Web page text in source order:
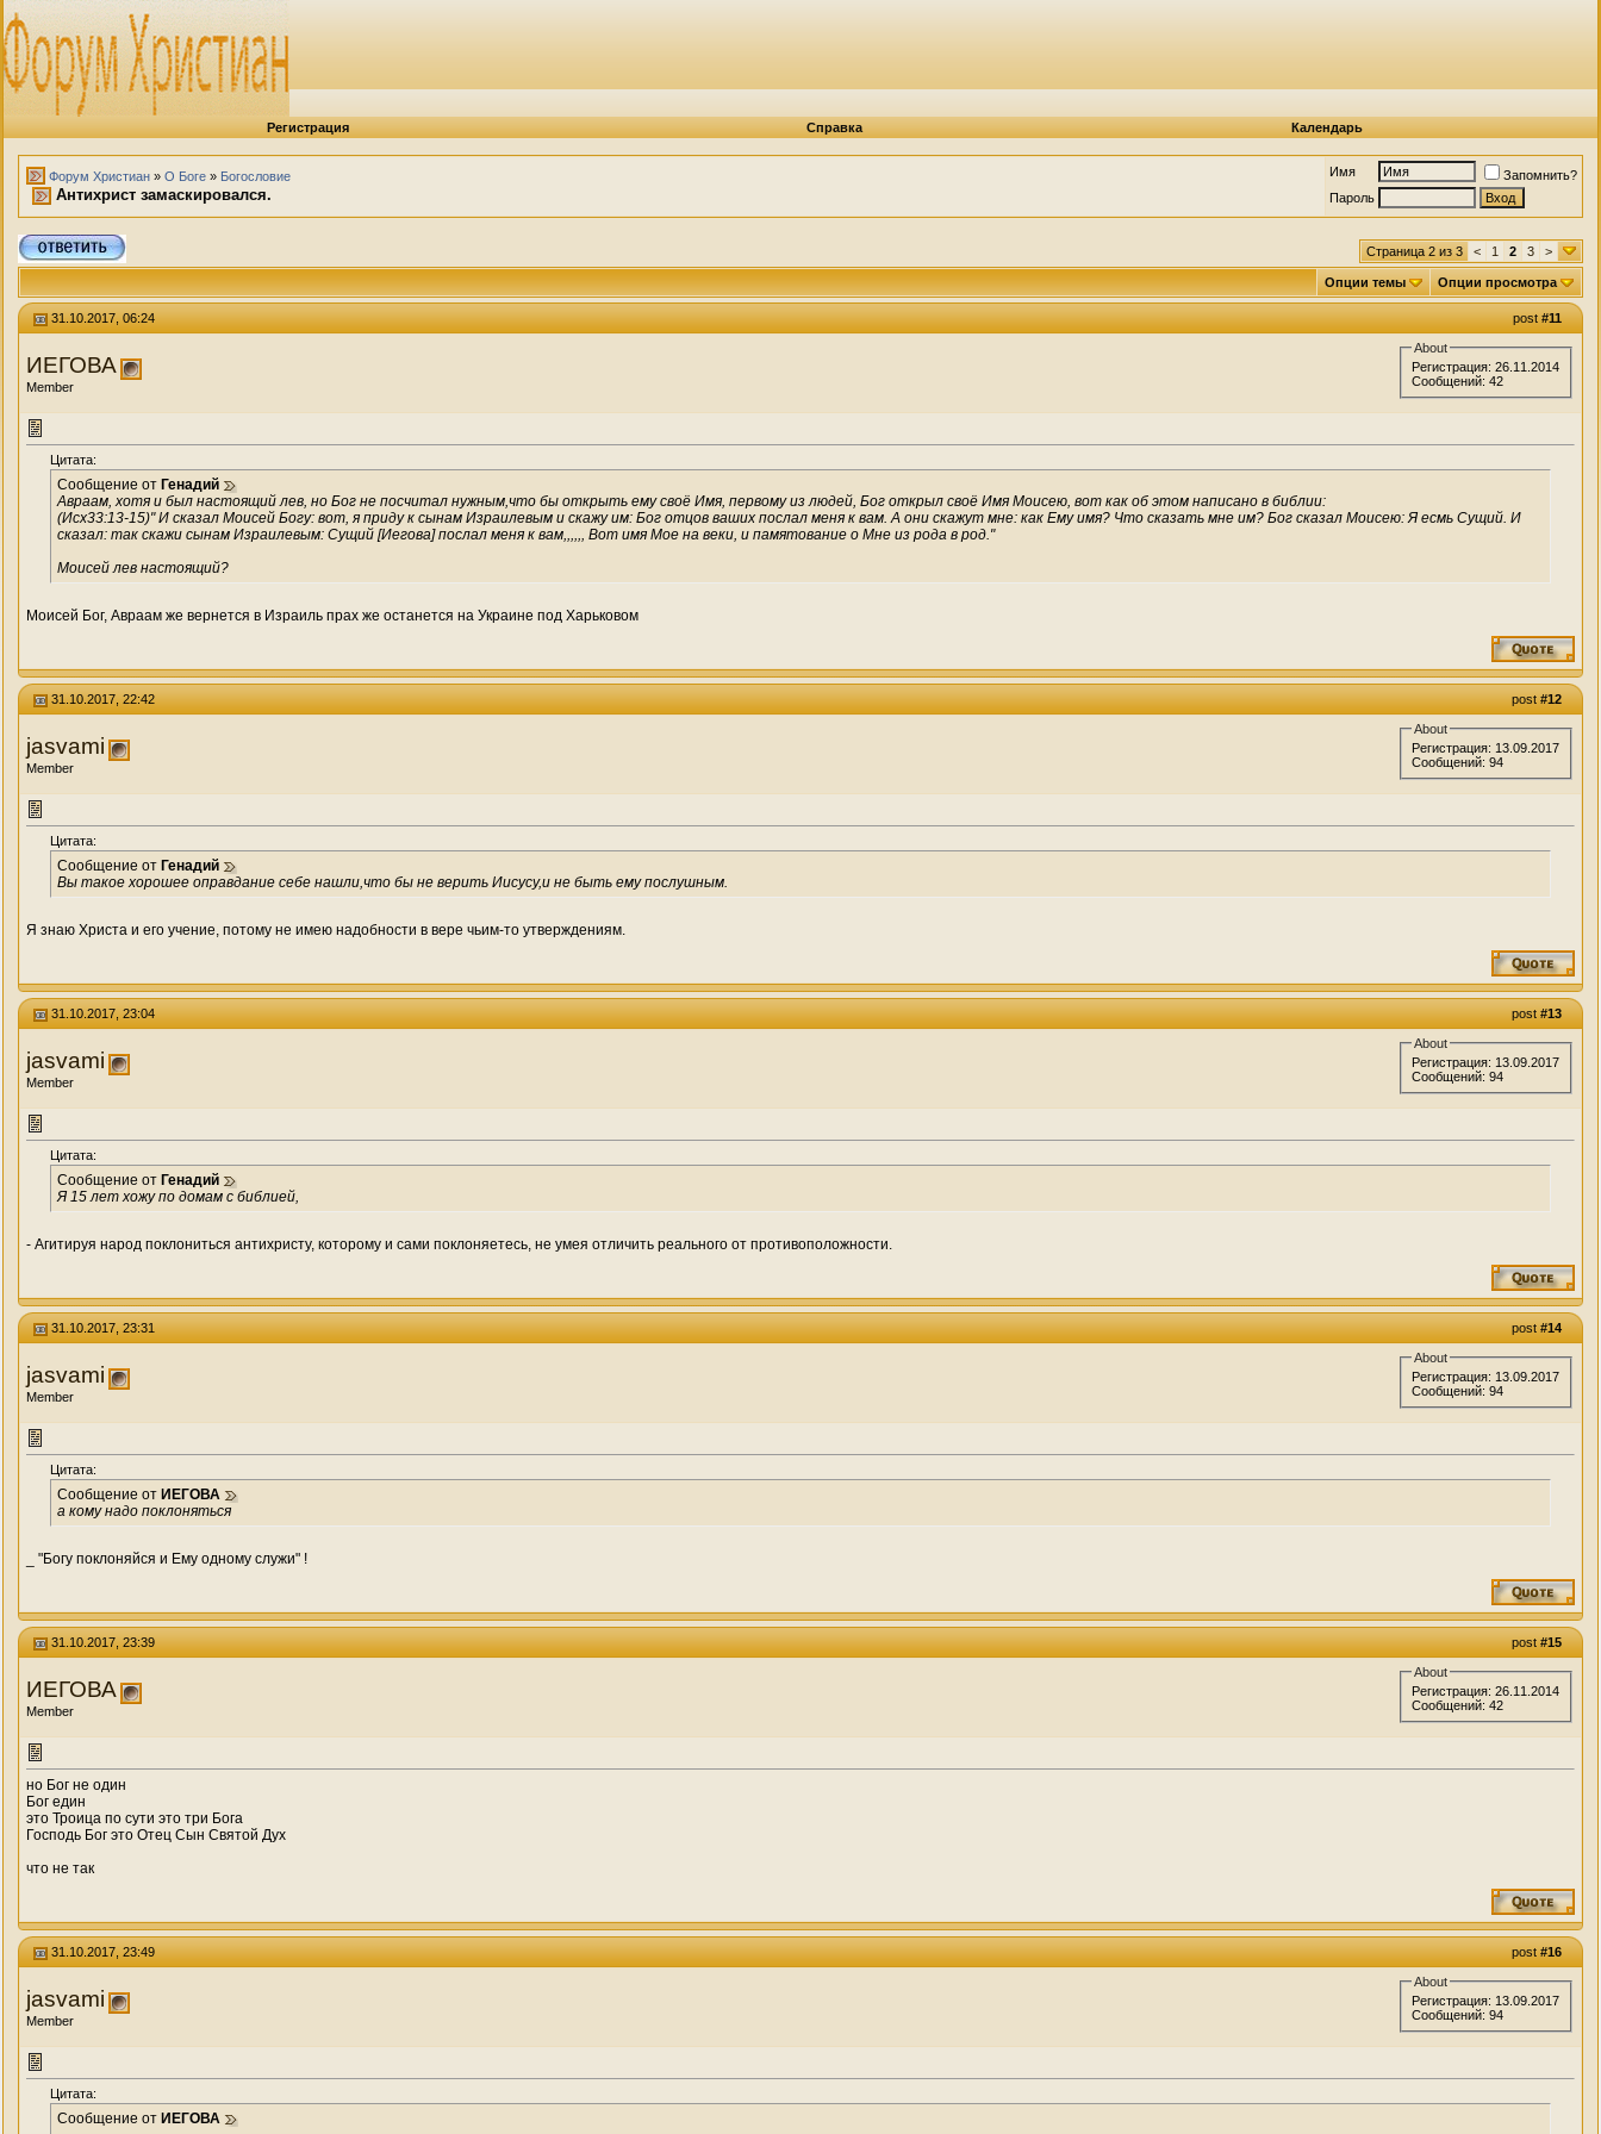
Регистрация Справка Календарь
Форум Христиан » О Боге » Богословие
Антихрист замаскировался.
Имя
Запомнить?
Пароль
Страница 2 из 3 < 1 2 3 >
Опции темы Опции просмотра
post#11
31.10.2017, 06:24
ИЕГОВА
Member
About
Регистрация: 26.11.2014
Сообщений: 42
Цитата:
Сообщение от Генадий
Авраам, хотя и был настоящий лев, но Бог не посчитал нужным,что бы открыть ему своё Имя, первому из людей, Бог открыл своё Имя Моисею, вот как об этом написано в библии:
(Исх33:13-15)" И сказал Моисей Богу: вот, я приду к сынам Израилевым и скажу им: Бог отцов ваших послал меня к вам. А они скажут мне: как Ему имя? Что сказать мне им? Бог сказал Моисею: Я есмь Сущий. И
сказал: так скажи сынам Израилевым: Сущий [Иегова] послал меня к вам,,,,,, Вот имя Мое на веки, и памятование о Мне из рода в род."
Моисей лев настоящий?
Моисей Бог, Авраам же вернется в Израиль прах же останется на Украине под Харьковом
post#12
31.10.2017, 22:42
jasvami
Member
About
Регистрация: 13.09.2017
Сообщений: 94
Цитата:
Сообщение от Генадий
Вы такое хорошее оправдание себе нашли,что бы не верить Иисусу,и не быть ему послушным.
Я знаю Христа и его учение, потому не имею надобности в вере чьим-то утверждениям.
post#13
31.10.2017, 23:04
jasvami
Member
About
Регистрация: 13.09.2017
Сообщений: 94
Цитата:
Сообщение от Генадий
Я 15 лет хожу по домам с библией,
- Агитируя народ поклониться антихристу, которому и сами поклоняетесь, не умея отличить реального от противоположности.
post#14
31.10.2017, 23:31
jasvami
Member
About
Регистрация: 13.09.2017
Сообщений: 94
Цитата:
Сообщение от ИЕГОВА
а кому надо поклоняться
_ "Богу поклоняйся и Ему одному служи" !
post#15
31.10.2017, 23:39
ИЕГОВА
Member
About
Регистрация: 26.11.2014
Сообщений: 42
но Бог не один
Бог един
это Троица по сути это три Бога
Господь Бог это Отец Сын Святой Дух
что не так
post#16
31.10.2017, 23:49
jasvami
Member
About
Регистрация: 13.09.2017
Сообщений: 94
Цитата:
Сообщение от ИЕГОВА